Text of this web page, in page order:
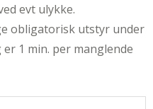
evt ulykke.
obligatorisk utstyr under
1 min. per manglende